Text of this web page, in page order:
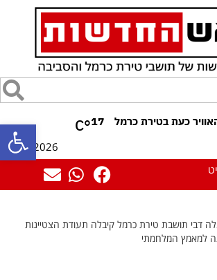
פתח 17
°C
08/08/2026
דבי תושבת טירת כרמל קיבלה תעודת הצטיינות
למאמץ המלחמתי